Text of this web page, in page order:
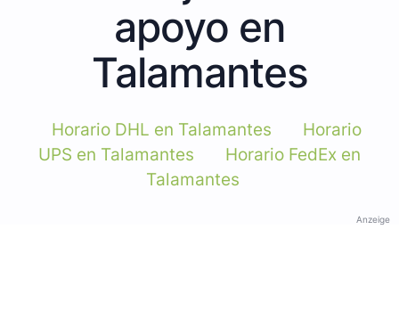
apoyo en
Talamantes
Horario DHL en Talamantes
Horario
UPS en Talamantes
Horario FedEx en
Talamantes
Anzeige